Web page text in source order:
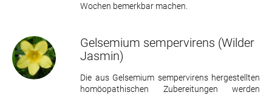
Wochen bemerkbar machen.
Gelsemium sempervirens (Wilder
Jasmin)
Die aus Gelsemium sempervirens hergestellten
homöopathischen Zubereitungen werden